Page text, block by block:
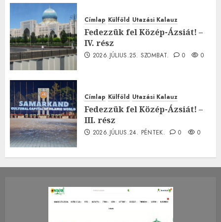
Címlap Külföld Utazási Kalauz
Fedezzük fel Közép-Ázsiát! –
IV. rész
2026.JÚLIUS.25. SZOMBAT. 0 0
Címlap Külföld Utazási Kalauz
Fedezzük fel Közép-Ázsiát! –
III. rész
2026.JÚLIUS.24. PÉNTEK. 0 0